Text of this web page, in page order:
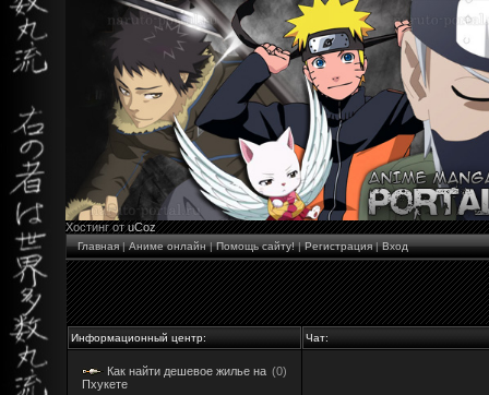
Хостинг отuCoz
Главная|Аниме онлайн|Помощь сайту!|Регистрация|Вход
Информационный центр: Чат:
Как найти дешевое жилье на
Пхукете
(0)